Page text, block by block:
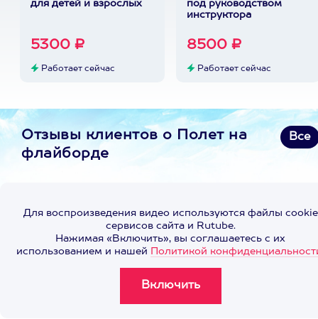
для детей и взрослых
5300 ₽
Работает сейчас
под руководством
инструктора
8500 ₽
Работает сейчас
Отзывы клиентов о Полет на
флайборде
Все
Для воспроизведения видео используются файлы cookie
сервисов сайта и Rutube.
Нажимая «Включить», вы соглашаетесь с их
использованием и нашей Политикой